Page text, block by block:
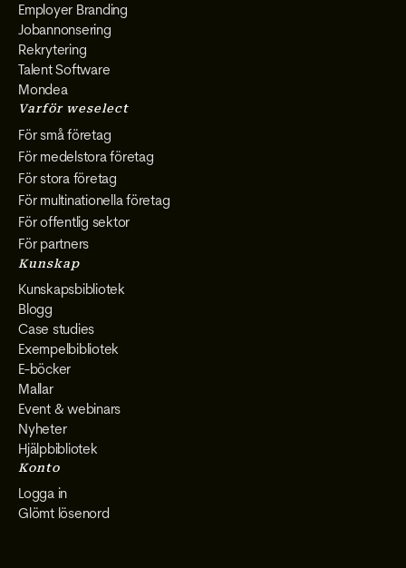
Employer Branding
Jobannonsering
Rekrytering
Talent Software
Mondea
Varför weselect
För små företag
För medelstora företag
För stora företag
För multinationella företag
För offentlig sektor
För partners
Kunskap
Kunskapsbibliotek
Blogg
Case studies
Exempelbibliotek
E-böcker
Mallar
Event & webinars
Nyheter
Hjälpbibliotek
Konto
Logga in
Glömt lösenord